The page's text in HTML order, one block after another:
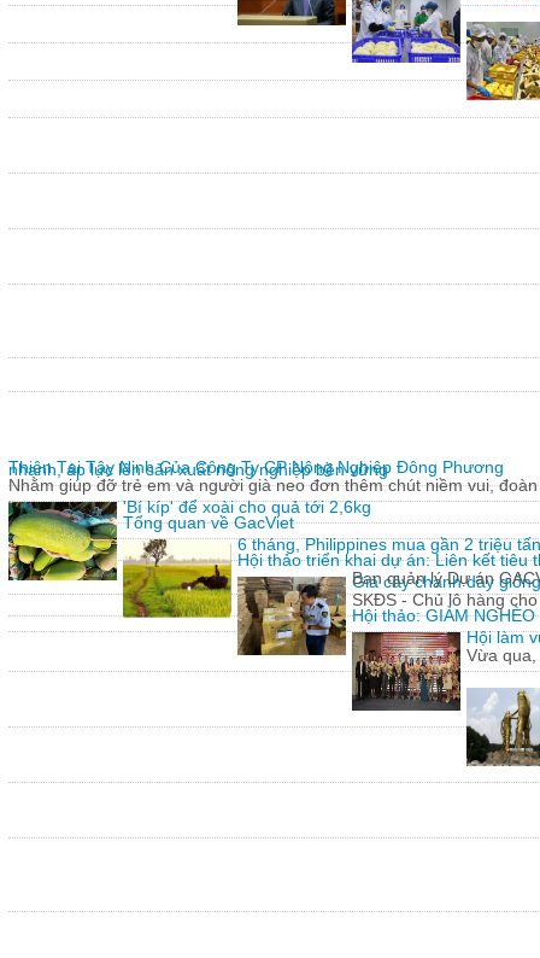
nhanh, áp lực lên sản xuất nông nghiệp bền vững
'Bí kíp' để xoài cho quả tới 2,6kg
6 tháng, Philippines mua gần 2 triệu
Giả cây chanh dây
SKĐS - Chủ lô hàng
Hội làm
Vừa qua,
Thiện Tại Tây Ninh Của Công Ty CP Nông Nghiệp Đông Phương
Nhằm giúp đỡ trẻ em và người già neo đơn thêm chút niềm vui,
Tổng quan về GacViet
Hội thảo triển khai dự án: Liên kết tiêu
Ban quản lý Dự án
Hội thảo: GIẢM